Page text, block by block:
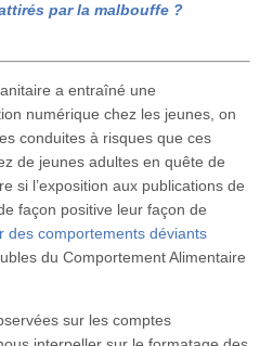
par la malbouffe ?
a entraîné une
numérique chez les jeunes, on
conduites à risques que ces
de jeunes adultes en quête de
si l’exposition aux publications de
façon positive leur façon de
des comportements déviants
du Comportement Alimentaire
sur les comptes